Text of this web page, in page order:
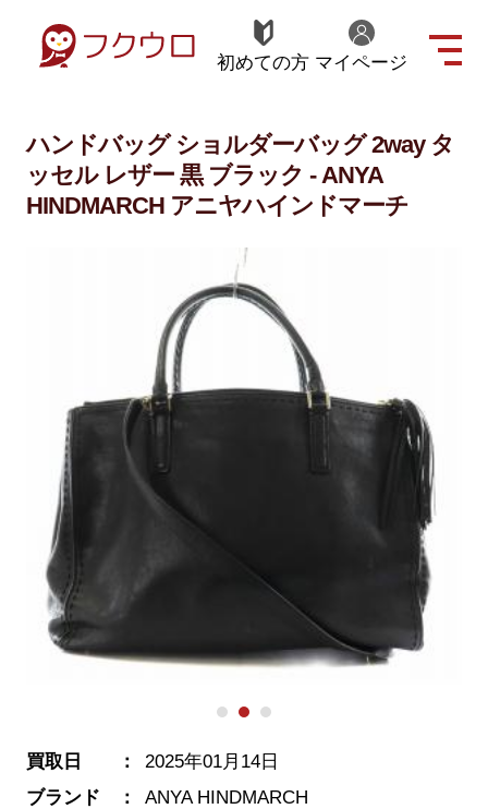
初めての方 マイページ
ハンドバッグ ショルダーバッグ 2way タ
ッセル レザー 黒 ブラック - ANYA
HINDMARCH アニヤハインドマーチ
買取日
2025年01月14日
ブランド
ANYA HINDMARCH